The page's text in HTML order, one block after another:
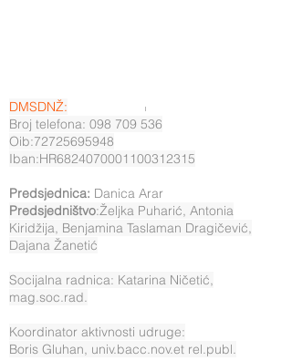
DMSDNŽ:
Broj telefona: 098 709 536
Oib:72725695948
Iban:HR6824070001100312315
Predsjednica: Danica Arar
Predsjedništvo:Željka Puharić, Antonia
Kiridžija, Benjamina Taslaman Dragičević,
Dajana Žanetić
Socijalna radnica: Katarina Ničetić,
mag.soc.rad.
Koordinator aktivnosti udruge:
Boris Gluhan, univ.bacc.nov.et rel.publ.